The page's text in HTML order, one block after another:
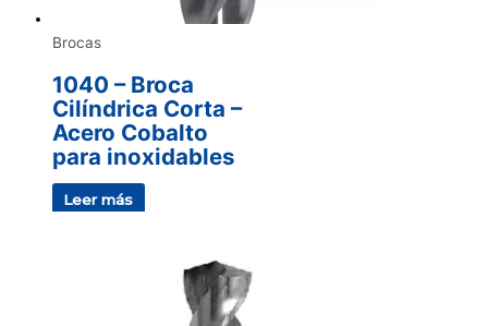
Brocas
1040 – Broca
Cilíndrica Corta –
Acero Cobalto
para inoxidables
Leer más